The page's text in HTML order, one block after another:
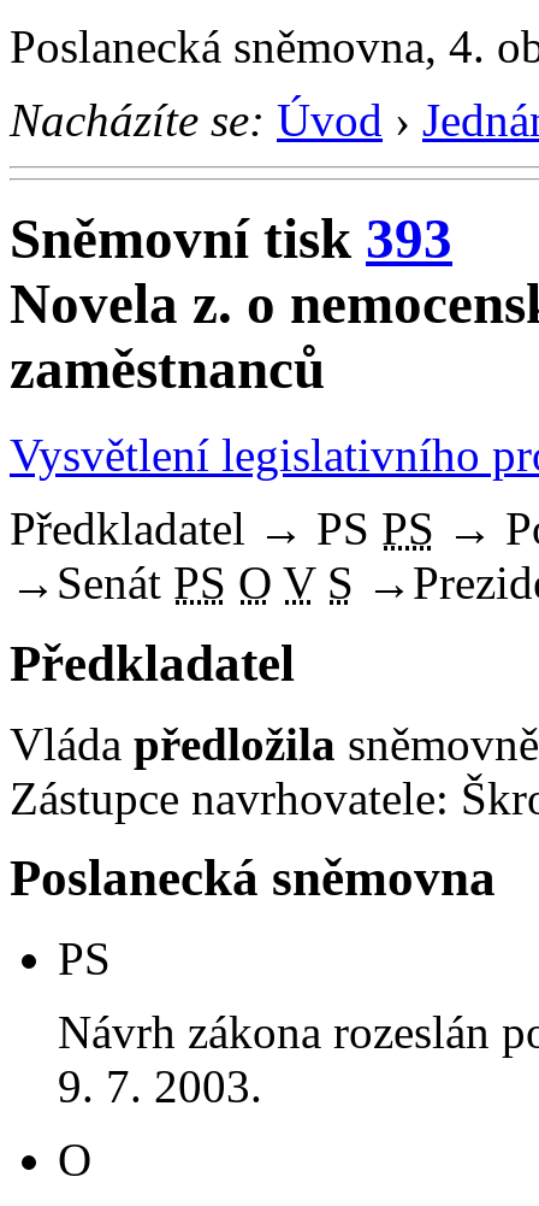
Poslanecká sněmovna, 4.
Nacházíte se: Úvod ›
Sněmovní tisk 393
Novela z. o
zaměstnanců
Vysvětlení legislativního
Předkladatel → PS PS →
→ Senát PS O V S →
Předkladatel
Vláda předložila
Zástupce navrhovatele:
Poslanecká sněmovna
PS
Návrh zákona rozeslán
9. 7. 2003.
O